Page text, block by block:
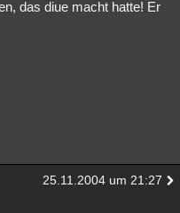
das diue macht hatte! Er
25.11.2004 um 21:27